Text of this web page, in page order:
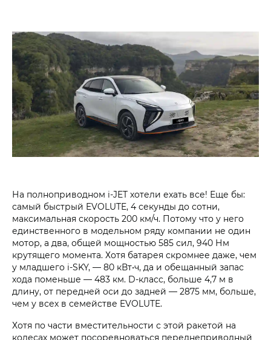
На полноприводном i‑JET хотели ехать все! Еще бы:
самый быстрый EVOLUTE, 4 секунды до сотни,
максимальная скорость 200 км/ч. Потому что у него
единственного в модельном ряду компании не один
мотор, а два, общей мощностью 585 сил, 940 Нм
крутящего момента. Хотя батарея скромнее даже, чем
у младшего i‑SKY, — 80 кВт•ч, да и обещанный запас
хода поменьше — 483 км. D-класс, больше 4,7 м в
длину, от передней оси до задней — 2875 мм, больше,
чем у всех в семействе EVOLUTE.
Хотя по части вместительности с этой ракетой на
колесах может посоревноваться переднеприводный